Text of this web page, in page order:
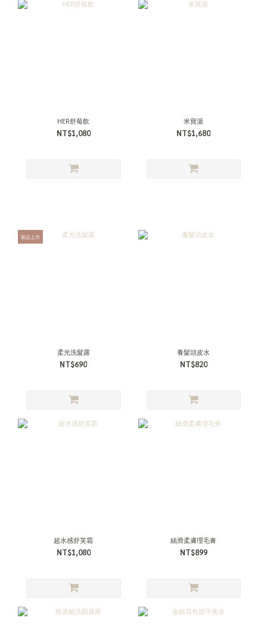
HER舒莓飲
NT$1,080
米寶湯
NT$1,680
新品上市
柔光洗髮露
NT$690
養髮頭皮水
NT$820
超水感舒芙霜
NT$1,080
絲滑柔膚理毛膏
NT$899